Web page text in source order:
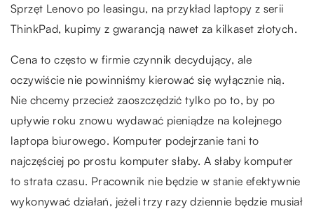
Sprzęt Lenovo po leasingu, na przykład laptopy z serii
ThinkPad, kupimy z gwarancją nawet za kilkaset złotych.
Cena to często w firmie czynnik decydujący, ale
oczywiście nie powinniśmy kierować się wyłącznie nią.
Nie chcemy przecież zaoszczędzić tylko po to, by po
upływie roku znowu wydawać pieniądze na kolejnego
laptopa biurowego. Komputer podejrzanie tani to
najczęściej po prostu komputer słaby. A słaby komputer
to strata czasu. Pracownik nie będzie w stanie efektywnie
wykonywać działań, jeżeli trzy razy dziennie będzie musiał